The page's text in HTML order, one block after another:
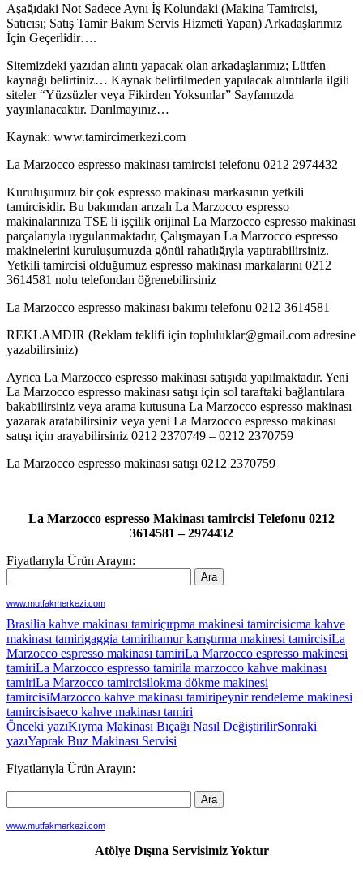
Aşağıdaki Not Sadece Aynı İş Kolundaki (Makina Tamircisi,
Satıcısı; Satış Tamir Bakım Servis Hizmeti Yapan) Arkadaşlarımız
İçin Geçerlidir….
Sitemizdeki yazıdan alıntı yapacak olan arkadaşlarımız; Lütfen
kaynağı belirtiniz… Kaynak belirtilmeden yapılacak alıntılarla ilgili
siteler “Yüzsüzler veya Fikirden Yoksunlar” Sayfamızda
yayınlanacaktır. Darılmayınız…
Kaynak: www.tamircimerkezi.com
La Marzocco espresso makinası tamircisi telefonu 0212 2974432
Kuruluşumuz bir çok espresso makinası markasının yetkili
tamircisidir. Bu bakımdan arızalı La Marzocco espresso
makinalarınıza TSE li işçilik orijinal La Marzocco espresso makinası
parçalarıyla uygulanmaktadır, Çalışmayan La Marzocco espresso
makinelerini kuruluşumuzda gönül rahatlığıyla yaptırabilirsiniz.
Yetkili tamircisi olduğumuz espresso makinası markalarını 0212
3614581 nolu telefondan öğrenebilirsiniz
La Marzocco espresso makinası bakımı telefonu 0212 3614581
REKLAMDIR (Reklam teklifi için topluluklar@gmail.com adresine
yazabilirsiniz)
Ayrıca La Marzocco espresso makinası satışıda yapılmaktadır. Yeni
La Marzocco espresso makinası satışı için sol taraftaki bağlantılara
bakabilirsiniz veya arama kutusuna La Marzocco espresso makinası
yazarak aratabilirsiniz veya yeni La Marzocco espresso makinası
satışı için arayabilirsiniz 0212 2370749 – 0212 2370759
La Marzocco espresso makinası satışı 0212 2370759
La Marzocco espresso Makinası tamircisi Telefonu 0212
3614581 – 2974432
Fiyatlarıyla Ürün Arayın:
www.mutfakmerkezi.com
Brasilia kahve makinası tamiriçırpma makinesi tamircisicma kahve
makinası tamirigaggia tamirihamur karıştırma makinesi tamircisiLa
Marzocco espresso makinası tamiriLa Marzocco espresso makinesi
tamiriLa Marzocco espresso tamirila marzocco kahve makinası
tamiriLa Marzocco tamircisilokma dökme makinesi
tamircisiMarzocco kahve makinası tamiripeynir rendeleme makinesi
tamircisisaeco kahve makinası tamiri
Yazı
dolaşımı
Önceki yazıKıyma Makinası Bıçağı Nasıl DeğiştirilirSonraki
yazıYaprak Buz Makinası Servisi
Fiyatlarıyla Ürün Arayın:
www.mutfakmerkezi.com
Atölye Dışına Servisimiz Yoktur